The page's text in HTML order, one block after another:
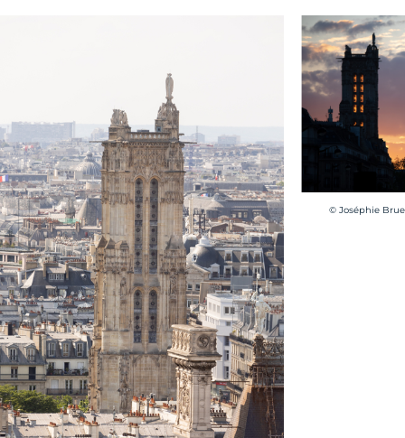
Crédit photo :
© Joséphie